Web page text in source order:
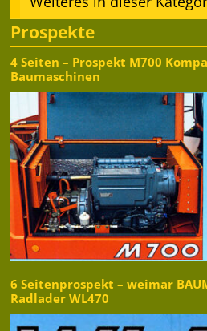
Prospekte
4 Seiten – Prospekt M700
Baumaschinen
6 Seitenprospekt – weimar
Radlader WL470